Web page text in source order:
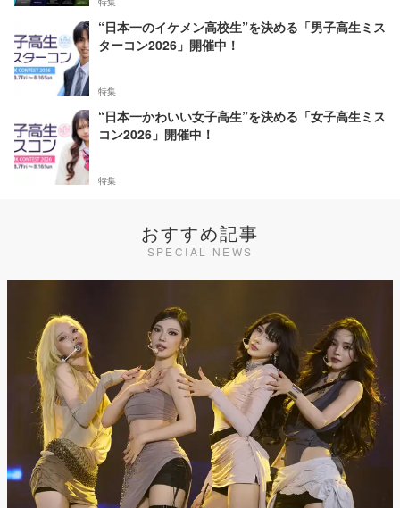
“日本一のイケメン高校生”を決める「男子高生ミス
ターコン2026」開催中！
特集
“日本一かわいい女子高生”を決める「女子高生ミス
コン2026」開催中！
特集
おすすめ記事
SPECIAL NEWS